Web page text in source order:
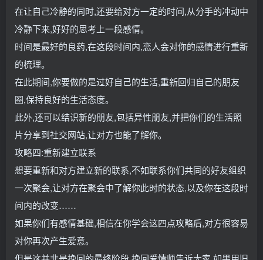
在让自己冷静的同时,还要给对方一定的时间,从分手的冲动中
冷静下来,好好的思考上一段感情。
时间是最好的良药,在这段时间内,恋人会对你的感情进行重新
的梳理。
在此期间,你要做的是过好自己的生活,重新回归自己的朋友
圈,保持良好的生活态度。
此外,还可以结识新的朋友,包括异性朋友,并把你们的生活照
片分享到社交网站,让对方也能了解你。
攻略四:重新建立联系
想要重新和对方建立新的联系,不如联系你们共同的好友组织
一次聚会,让对方在聚会中了解你此时的状态,以及你在这段时
间内的改变……
如果你们有感情基础,相信在你学会这四点攻略后,对方很容易
对你再次产生爱意。